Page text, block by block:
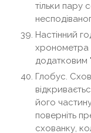
тільки пару
Настінний
хронометра
додатковим
Глобус.
його
поверніть
схованку,